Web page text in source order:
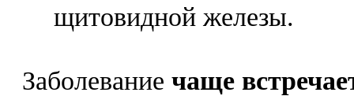
щитовидной железы.
Заболевание чаще